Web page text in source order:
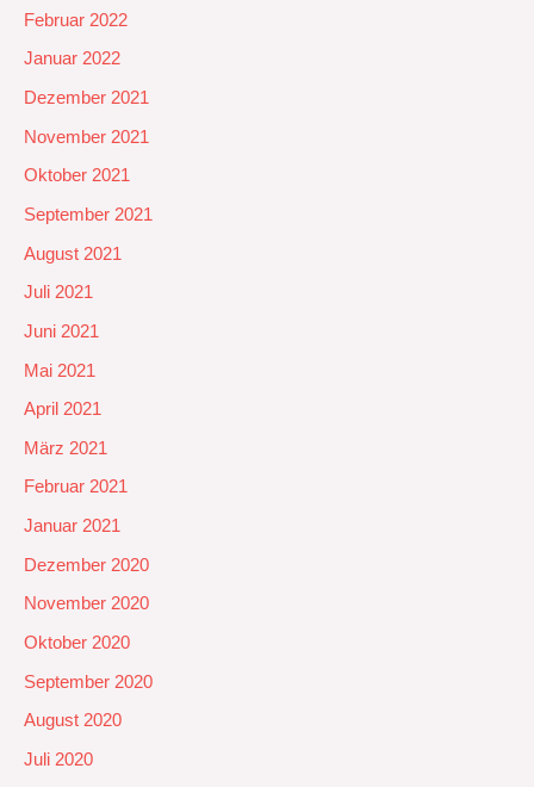
Februar 2022
Januar 2022
Dezember 2021
November 2021
Oktober 2021
September 2021
August 2021
Juli 2021
Juni 2021
Mai 2021
April 2021
März 2021
Februar 2021
Januar 2021
Dezember 2020
November 2020
Oktober 2020
September 2020
August 2020
Juli 2020